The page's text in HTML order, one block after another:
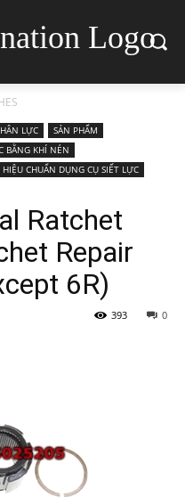
Logo
LỰC
SẢN PHẨM
BẰNG KHÍ NÉN
CHUẨN DỤNG CỤ SIẾT LỰC
Ratchet
Repair
6R)
0
393